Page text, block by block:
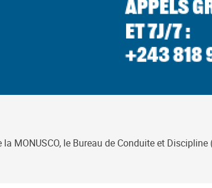
MONUSCO, le Bureau de Conduite et